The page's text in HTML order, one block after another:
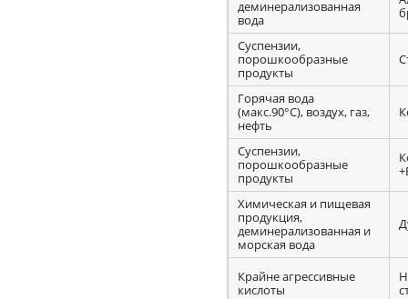
деминерализованная
вода
Суспензии,
порошкообразные
продукты
Горячая вода
(макс.90°C), воздух, газ,
нефть
Суспензии,
порошкообразные
продукты
Химическая и пищевая
продукция,
деминерализованная и
морская вода
Крайне агрессивные
кислоты